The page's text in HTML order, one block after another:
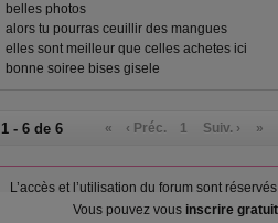
belles photos
alors tu pourras ceuillir des mangues
elles sont meilleur que celles achetes ici
bonne soiree bises gisele
1 - 6 de 6 « ‹ Préc. 1 Suiv. › »
L’accès et l’utilisation du forum sont
Vous pouvez vous inscrire